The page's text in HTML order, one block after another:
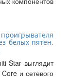
белых пятен.
Star выглядит
и сетевого